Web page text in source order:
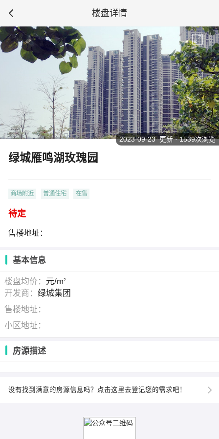
楼盘详情
绿城雁鸣湖玫瑰园
商场附近 普通住宅 在售
待定
售楼地址：
2023-09-23 更新 · 1539次浏览
基本信息
楼盘均价： 元/m2
开发商：绿城集团
售楼地址：
小区地址：
房源描述
没有找到满意的房源信息吗？点击这里去登记您的需求吧！